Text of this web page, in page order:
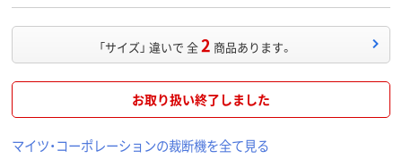
「サイズ」 違いで 全2 商品あります。
お取り扱い終了しました
マイツ・コーポレーションの裁断機を全て見る